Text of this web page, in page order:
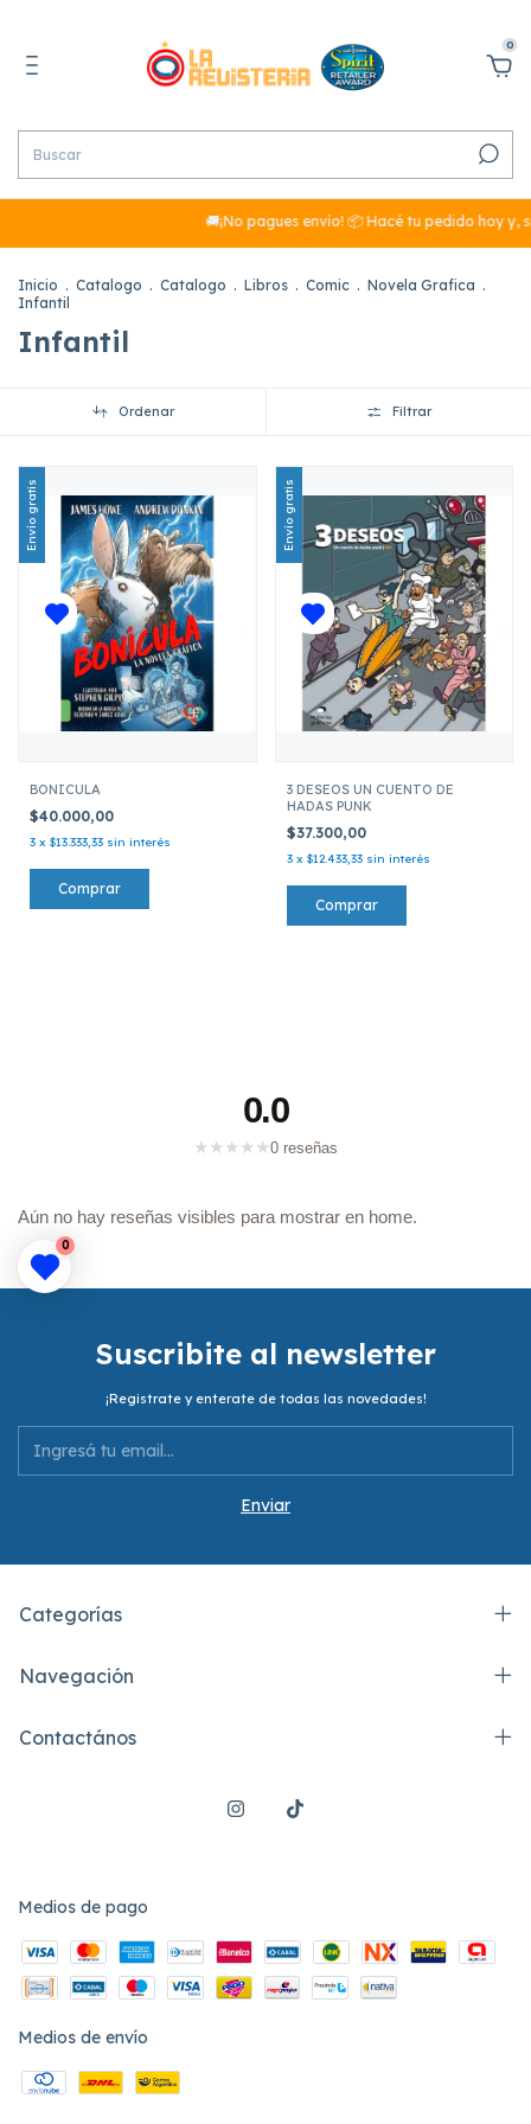
0
🚚¡No pagues envío! 📦 Hacé tu pedido hoy
Inicio . Catalogo . Catalogo . Libros . Comic . Novela Grafica .
Infantil
Infantil
Ordenar Filtrar
Envío gratis
BONICULA
$40.000,00
3 x $13.333,33 sin interés
Envío gratis
3 DESEOS UN CUENTO DE
HADAS PUNK
$37.300,00
3 x $12.433,33 sin interés
0.0
★ ★ ★ ★ ★0 reseñas
Aún no hay reseñas visibles para mostrar en home.
Suscribite al newsletter
¡Registrate y enterate de todas las novedades!
Categorías
Navegación
Contactános
Medios de pago
Medios de envío
0